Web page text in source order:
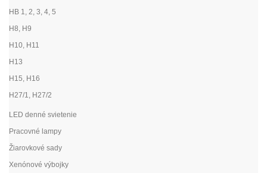
HB 1, 2, 3, 4, 5
H8, H9
H10, H11
H13
H15, H16
H27/1, H27/2
LED denné svietenie
Pracovné lampy
Žiarovkové sady
Xenónové výbojky